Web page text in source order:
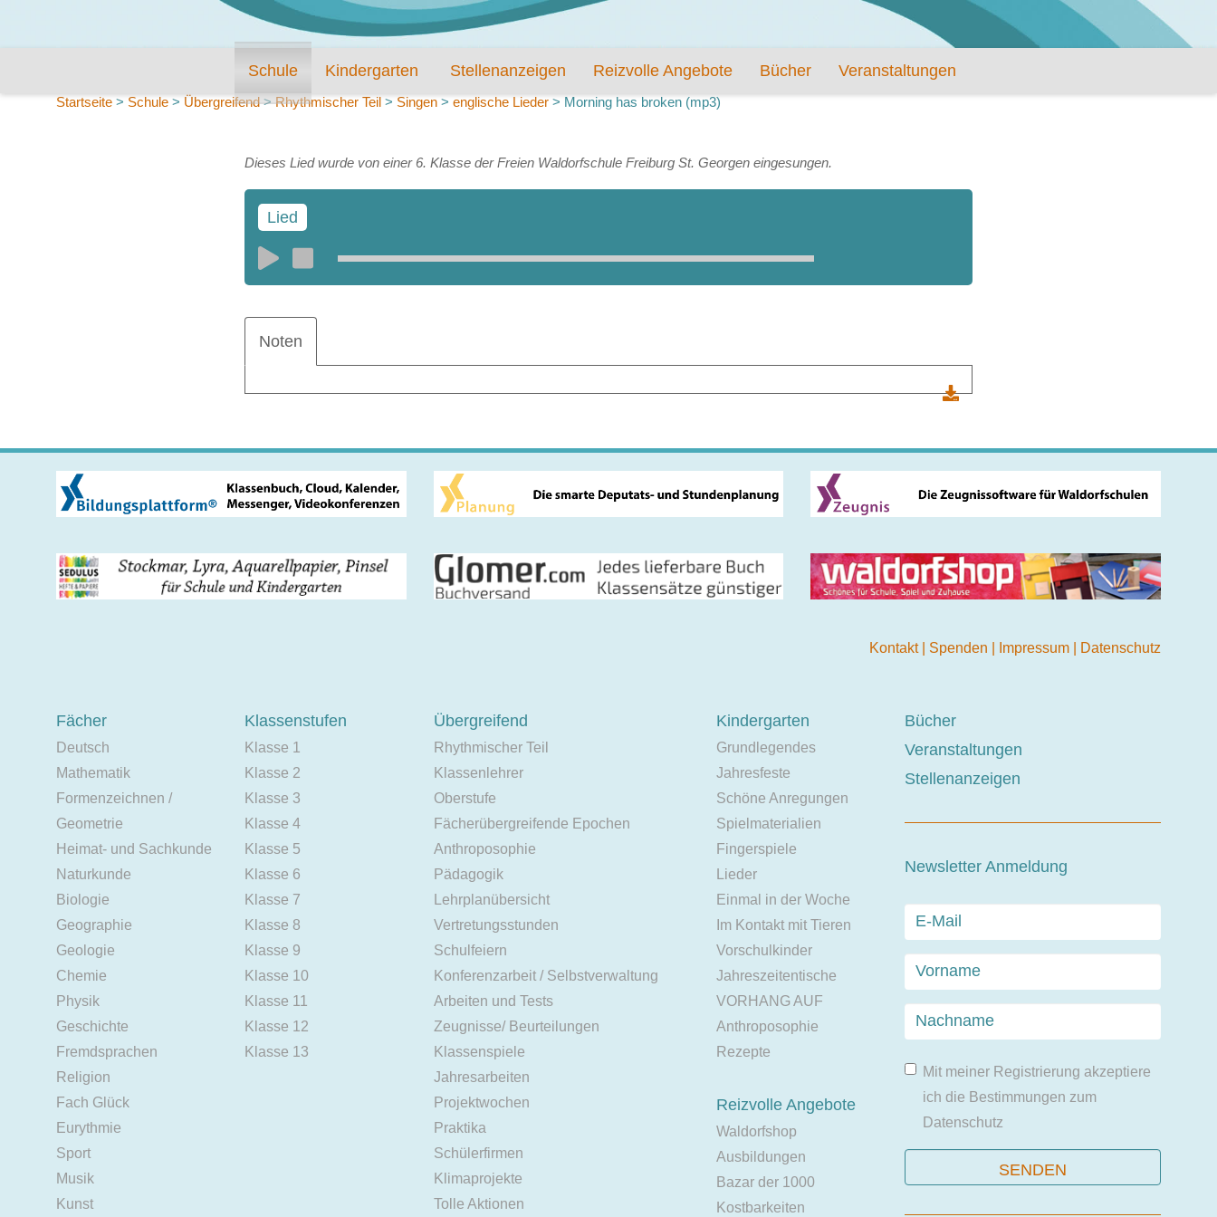
Schule Kindergarten Stellenanzeigen Reizvolle Angebote Bücher Veranstaltungen
Startseite > Schule > Übergreifend>Rhythmischer Teil > Singen > englische Lieder > Morning has broken (mp3)
Dieses Lied wurde von einer 6. Klasse der Freien Waldorfschule Freiburg St. Georgen eingesungen.
Lied
Noten
Kontakt Spenden Impressum Datenschutz
Fächer
Deutsch
Mathematik
Formenzeichnen /
Geometrie
Heimat- und Sachkunde
Naturkunde
Biologie
Geographie
Geologie
Chemie
Physik
Geschichte
Fremdsprachen
Religion
Fach Glück
Eurythmie
Sport
Musik
Kunst
Klassenstufen
Klasse 1
Klasse 2
Klasse 3
Klasse 4
Klasse 5
Klasse 6
Klasse 7
Klasse 8
Klasse 9
Klasse 10
Klasse 11
Klasse 12
Klasse 13
Übergreifend
Rhythmischer Teil
Klassenlehrer
Oberstufe
Fächerübergreifende Epochen
Anthroposophie
Pädagogik
Lehrplanübersicht
Vertretungsstunden
Schulfeiern
Konferenzarbeit / Selbstverwaltung
Arbeiten und Tests
Zeugnisse/ Beurteilungen
Klassenspiele
Jahresarbeiten
Projektwochen
Praktika
Schülerfirmen
Klimaprojekte
Tolle Aktionen
Kindergarten
Grundlegendes
Jahresfeste
Schöne Anregungen
Spielmaterialien
Fingerspiele
Lieder
Einmal in der Woche
Im Kontakt mit Tieren
Vorschulkinder
Jahreszeitentische
VORHANG AUF
Anthroposophie
Rezepte
Reizvolle Angebote
Waldorfshop
Ausbildungen
Bazar der 1000
Kostbarkeiten
Bücher
Veranstaltungen
Stellenanzeigen
Newsletter Anmeldung
Mit meiner Registrierung akzeptiere
ich die Bestimmungen zum
Datenschutz